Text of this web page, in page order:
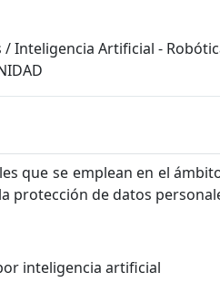
/Inteligencia Artificial -
que se emplean en el
protección de datos
inteligencia artificial